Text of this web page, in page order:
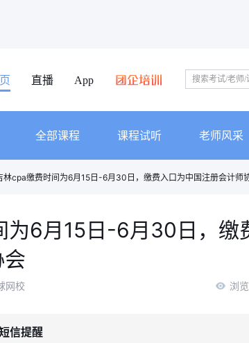
直播 App
全部课程 课程试听 老师风采
林cpa缴费时间为6月15日-6月30日，缴费入口为中国注册会计师
6月15日-6月30日，缴
网校 浏览
信提醒